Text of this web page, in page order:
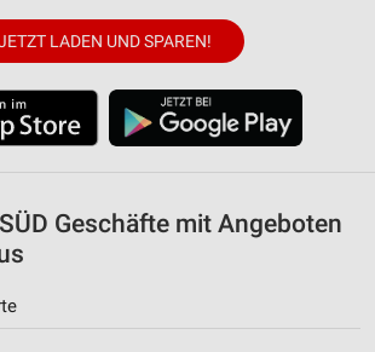
LADEN UND SPAREN!
Geschäfte mit Angeboten